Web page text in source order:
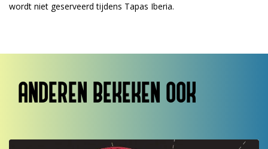
wordt niet geserveerd tijdens Tapas Iberia.
ANDEREN BEKEKEN OOK